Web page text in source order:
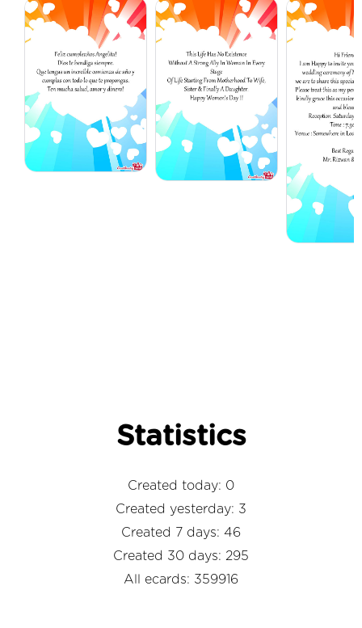
Statistics
Created today: 0
Created yesterday: 3
Created 7 days: 46
Created 30 days: 295
All ecards: 359916